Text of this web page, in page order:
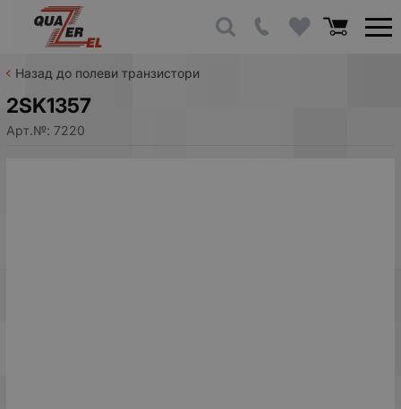
Назад до полеви транзистори
2SK1357
Арт.№: 7220